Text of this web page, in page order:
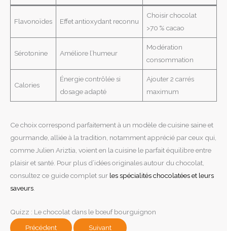
Flavonoïdes Effet antioxydant reconnu
Choisir chocolat
>70 % cacao
Sérotonine Améliore l’humeur
Modération
consommation
Calories
Énergie contrôlée si
dosage adapté
Ajouter 2 carrés
maximum
Ce choix correspond parfaitement à un modèle de cuisine saine et
gourmande, alliée à la tradition, notamment apprécié par ceux qui,
comme Julien Ariztia, voient en la cuisine le parfait équilibre entre
plaisir et santé. Pour plus d’idées originales autour du chocolat,
consultez ce guide complet sur les spécialités chocolatées et leurs
saveurs.
Quizz : Le chocolat dans le bœuf bourguignon
Précédent
Suivant